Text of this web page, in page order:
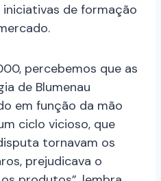
de formação
percebemos que as
de Blumenau
em função da mão
ciclo vicioso, que
tornavam os
prejudicava o